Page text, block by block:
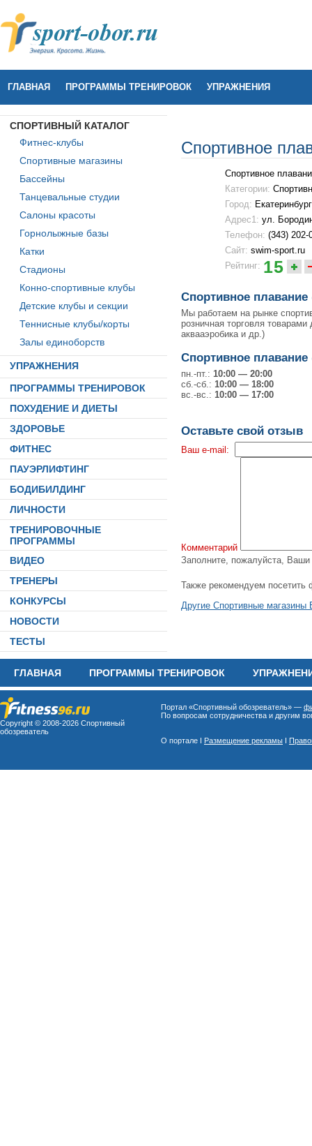
ГЛАВНАЯ ПРОГРАММЫ ТРЕНИРОВОК УПРАЖНЕНИЯ
СПОРТИВНЫЙ КАТАЛОГ
Фитнес-клубы
Спортивные магазины
Бассейны
Танцевальные студии
Салоны красоты
Горнолыжные базы
Катки
Стадионы
Конно-спортивные клубы
Детские клубы и секции
Теннисные клубы/корты
Залы единоборств
УПРАЖНЕНИЯ
ПРОГРАММЫ ТРЕНИРОВОК
ПОХУДЕНИЕ И ДИЕТЫ
ЗДОРОВЬЕ
ФИТНЕС
ПАУЭРЛИФТИНГ
БОДИБИЛДИНГ
ЛИЧНОСТИ
ТРЕНИРОВОЧНЫЕ
ПРОГРАММЫ
ВИДЕО
ТРЕНЕРЫ
КОНКУРСЫ
НОВОСТИ
ТЕСТЫ
Спортивное
Спортивное
Категории:
Город:
Адрес1: ул.
Телефон: (343) 202-
Сайт: swim-sport.ru
Рейтинг: 15
Спортивное
Мы работаем на рынке
розничная торговля
аквааэробика и др.)
Спортивное
пн.-пт.: 10:00 — 20:00
сб.-сб.: 10:00 — 18:00
вс.-вс.: 10:00 — 17:00
Оставьте свой отзыв
Ваш e-mail:
Комментарий
Заполните, пожалуйста, Ваши
Также рекомендуем посетить
Другие Спортивные магазины
ГЛАВНАЯ ПРОГРАММЫ ТРЕНИРОВОК
Copyright © 2008-2026 Спортивный
обозреватель
Портал «Спортивный обозреватель» —
По вопросам сотрудничества и другим
О портале I Размещение рекламы I